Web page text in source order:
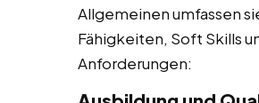
Allgemeinen umfassen
Fähigkeiten, Soft Skills
Anforderungen: